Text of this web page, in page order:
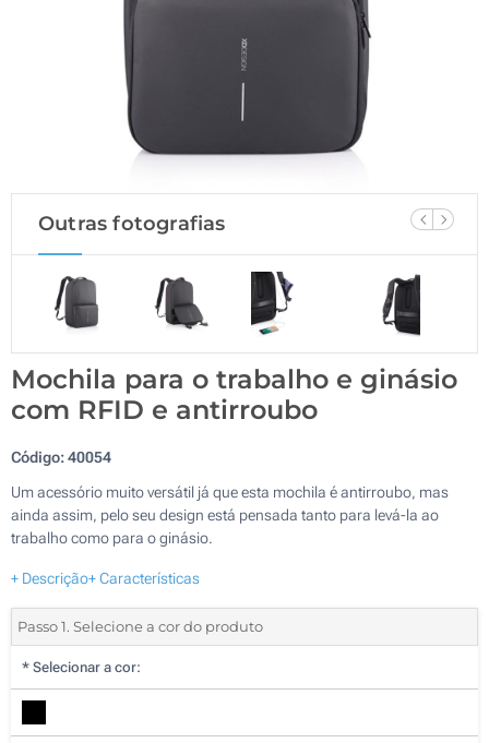
Outras fotografias
Mochila para o trabalho e ginásio
com RFID e antirroubo
Código:40054
Um acessório muito versátil já que esta mochila é antirroubo, mas
ainda assim, pelo seu design está pensada tanto para levá-la ao
trabalho como para o ginásio.
+ Descrição+ Características
Passo 1. Selecione a cor do produto
* Selecionar a cor: